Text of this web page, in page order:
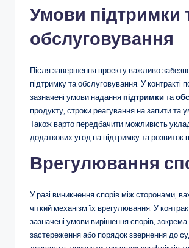
Умови підтримки
обслуговування
Після завершення проекту важливо
підтримку та обслуговування. У контракті
зазначені умови наданняпідтримкита
продукту, строки реагування на запити та
Також варто передбачити можливість
додаткових угод на підтримку та розвиток
Врегулювання
У разі виникнення спорів між сторонами,
чіткий механізм їх врегулювання. У
зазначені умови вирішення спорів, зокрема,
застереження або порядок звернення до